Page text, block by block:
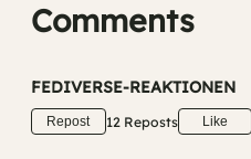
Comments
FEDIVERSE-REAKTIONEN
Repost 12 Reposts Like